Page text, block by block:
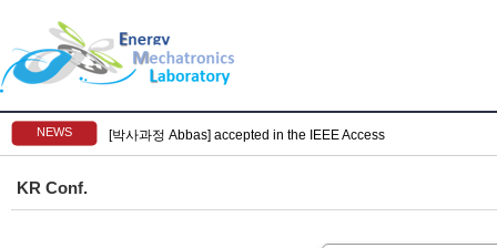
NEWS [박사과정 Abbas] accepted in the IEEE Access
KR Conf.